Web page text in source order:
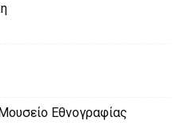
Εθνογραφίας